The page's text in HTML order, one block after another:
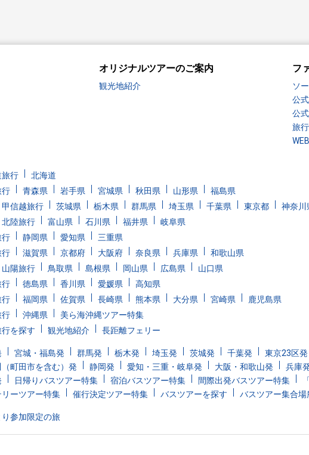
オリジナルツアーのご案内
観光地紹介
フ
ソ
公
公
旅
旅行
北海道
行
青森県 岩手県 宮城県 秋田県 山形県
福島県
甲信越旅行
茨城県 栃木県 群馬県 埼玉県 千葉県 東京都 神奈川
陸旅行
富山県 石川県 福井県
岐阜県
行
静岡県 愛知県
三重県
行
滋賀県 京都府 大阪府 奈良県 兵庫県
和歌山県
山陽旅行
鳥取県 島根県 岡山県 広島県
山口県
行
徳島県 香川県 愛媛県
高知県
行
福岡県 佐賀県 長崎県 熊本県 大分県 宮崎県
鹿児島県
行
沖縄県
美ら海沖縄ツアー特集
を探す
観光地紹介 長距離フェリー
宮城・福島発 群馬発 栃木発 埼玉発 茨城発 千葉発 東京23区発
町田市を含む）発
静岡発 愛知・三重・岐阜発 大阪・和歌山発 兵庫
日帰りバスツアー特集 宿泊バスツアー特集 間際出発バスツアー特集
リーツアー特集
催行決定ツアー特集 バスツアーを探す バスツアー集合場
り参加限定の旅